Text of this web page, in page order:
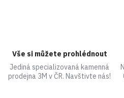
Vše si můžete prohlédnout
Jediná specializovaná kamenná
prodejna 3M v ČR. Navštivte nás!